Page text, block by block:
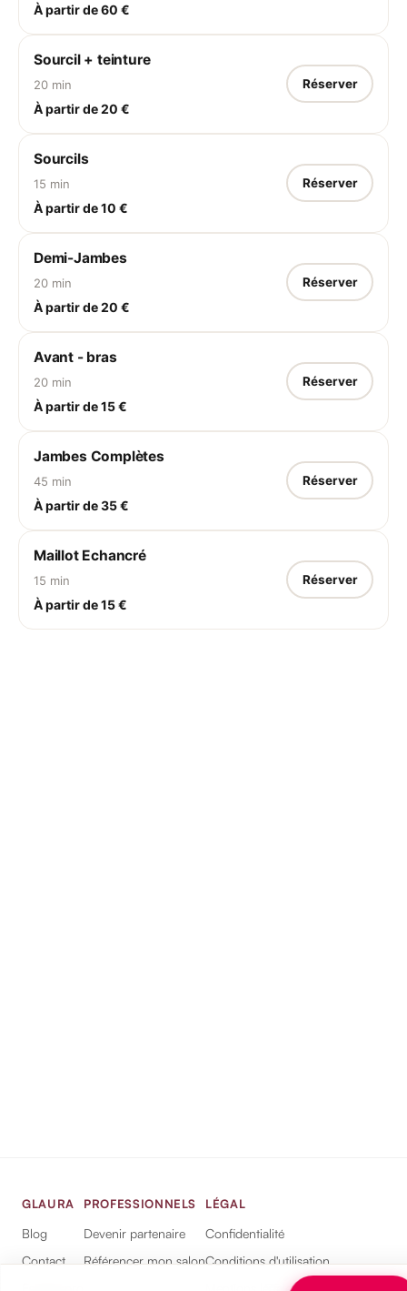
À partir de 60 €
Sourcil + teinture
20 min
À partir de 20 €
Réserver
Sourcils
15 min
À partir de 10 €
Réserver
Demi-Jambes
20 min
À partir de 20 €
Réserver
Avant - bras
20 min
À partir de 15 €
Réserver
Jambes Complètes
45 min
À partir de 35 €
Réserver
Maillot Echancré
15 min
À partir de 15 €
Réserver
GLAURA
Blog
Contact
PROFESSIONNELS
Devenir partenaire
Référencer mon salon
LÉGAL
Confidentialité
Conditions d'utilisation
Mentions légales